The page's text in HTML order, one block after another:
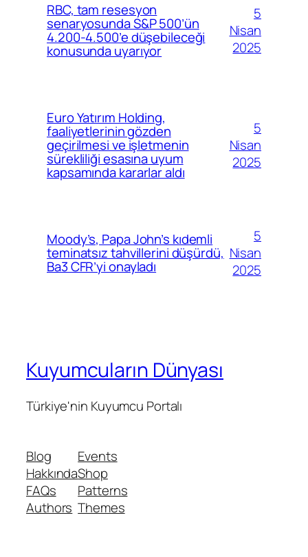
RBC, tam resesyon
senaryosunda S&P 500’ün
4.200-4.500’e düşebileceği
konusunda uyarıyor
5
Nisan
2025
Euro Yatırım Holding,
faaliyetlerinin gözden
geçirilmesi ve işletmenin
sürekliliği esasına uyum
kapsamında kararlar aldı
5
Nisan
2025
Moody’s, Papa John’s kıdemli
teminatsız tahvillerini düşürdü,
Ba3 CFR’yi onayladı
5
Nisan
2025
Kuyumcuların Dünyası
Türkiye'nin Kuyumcu Portalı
Blog
Hakkında
FAQs
Authors
Events
Shop
Patterns
Themes